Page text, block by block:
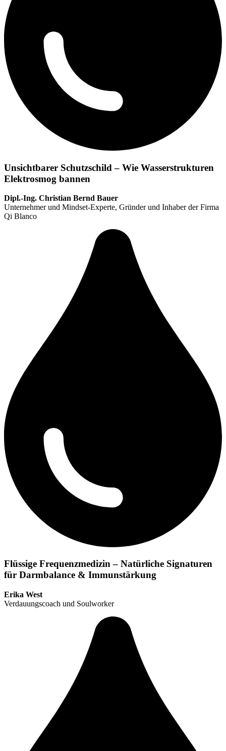
Unsichtbarer Schutzschild – Wie Wasserstrukturen
Elektrosmog bannen
Dipl.-Ing. Christian Bernd Bauer
Unternehmer und Mindset-Experte, Gründer und Inhaber der Firma
Qi Blanco
Flüssige Frequenzmedizin – Natürliche Signaturen
für Darmbalance & Immunstärkung
Erika West
Verdauungscoach und Soulworker